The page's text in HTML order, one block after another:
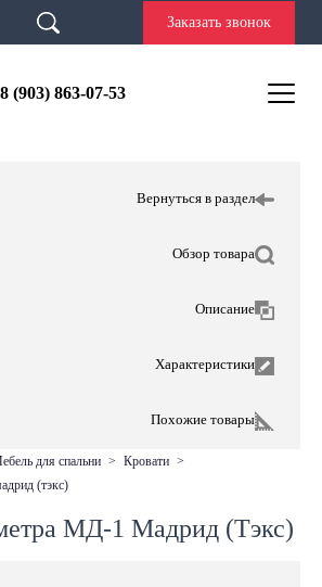
Заказать звонок
8 (903) 863-07-53
Вернуться в раздел
Обзор товара
Описание
Характеристики
Похожие товары
мебель для спальни > кровати >
(тэкс)
МД-1 Мадрид (Тэкс)